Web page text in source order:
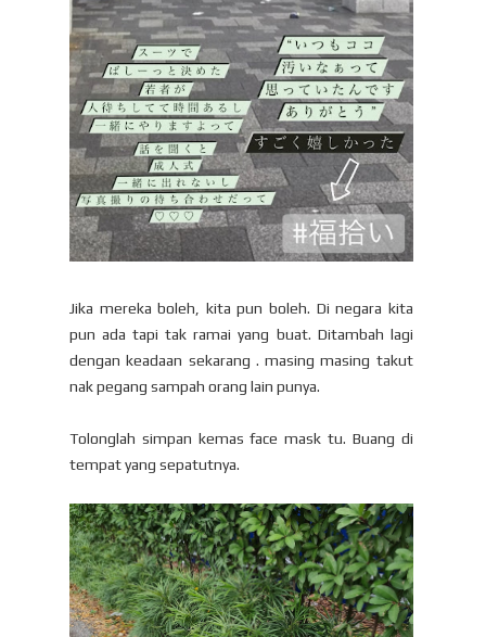
Jika mereka boleh, kita pun boleh. Di negara kita
pun ada tapi tak ramai yang buat. Ditambah lagi
dengan keadaan sekarang . masing masing takut
nak pegang sampah orang lain punya.
Tolonglah simpan kemas face mask tu. Buang di
tempat yang sepatutnya.